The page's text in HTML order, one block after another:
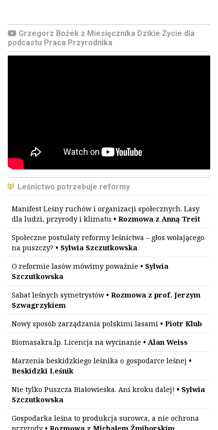
Grzegorz Bożek z Miesięcznika Dzikie Życie dla
podcastu Praca Przyrodnika
Leśnictwo potrzebuje reformy
Manifest Leśny ruchów i organizacji społecznych. Lasy
dla ludzi, przyrody i klimatu • Rozmowa z Anną Treit
Społeczne postulaty reformy leśnictwa – głos wołającego
na puszczy? • Sylwia Szczutkowska
O reformie lasów mówimy poważnie • Sylwia
Szczutkowska
Sabat leśnych symetrystów• Rozmowa z prof. Jerzym
Szwagrzykiem
Nowy sposób zarządzania polskimi lasami • Piotr Klub
Biomasakra.lp. Licencja na wycinanie • Alan Weiss
Marzenia beskidzkiego leśnika o gospodarce leśnej •
Beskidzki Leśnik
Nie tylko Puszcza Białowieska. Ani kroku dalej! • Sylwia
Szczutkowska
Gospodarka leśna to produkcja surowca, a nie ochrona
przyrody• Rozmowa z Michałem Żmihorskim